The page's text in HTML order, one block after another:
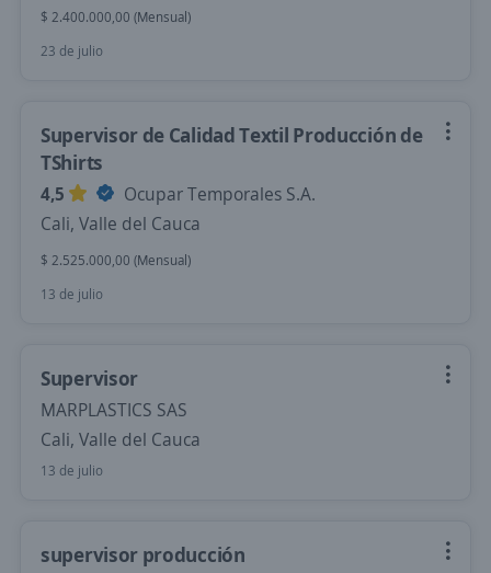
$ 2.400.000,00 (Mensual)
23 de julio
Supervisor de Calidad Textil Producción de
TShirts
4,5
Ocupar Temporales S.A.
Cali, Valle del Cauca
$ 2.525.000,00 (Mensual)
13 de julio
Supervisor
MARPLASTICS SAS
Cali, Valle del Cauca
13 de julio
supervisor producción